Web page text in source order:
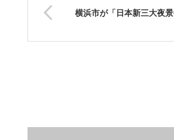
横浜市が「日本新三大夜